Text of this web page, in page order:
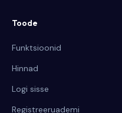
Toode
Funktsioonid
Hinnad
Logi sisse
Registreeruademi